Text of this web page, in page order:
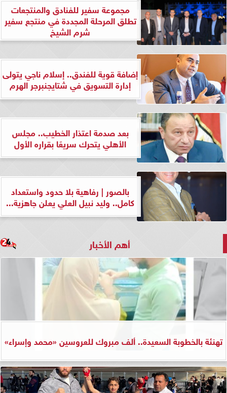
مجموعة سفير للفنادق والمنتجعات
تطلق المرحلة المجددة في منتجع سفير
شرم الشيخ
إضافة قوية للفندق.. إسلام ناجي يتولى
إدارة التسويق في شتايجنبرجر الهرم
بعد صدمة اعتذار الخطيب.. مجلس
الأهلي يتحرك سريعًا بقراره الأول
بالصور | رفاهية بلا حدود واستعداد
كامل.. وليد نبيل العلي يعلن جاهزية...
أهم الأخبار
تهنئة بالخطوبة السعيدة.. ألف مبروك للعروسين «محمد وإسراء»